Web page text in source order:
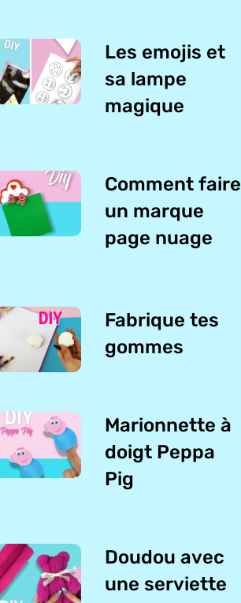
Les emojis et
sa lampe
magique
Comment faire
un marque
page nuage
Fabrique tes
gommes
Marionnette à
doigt Peppa
Pig
Doudou avec
une serviette